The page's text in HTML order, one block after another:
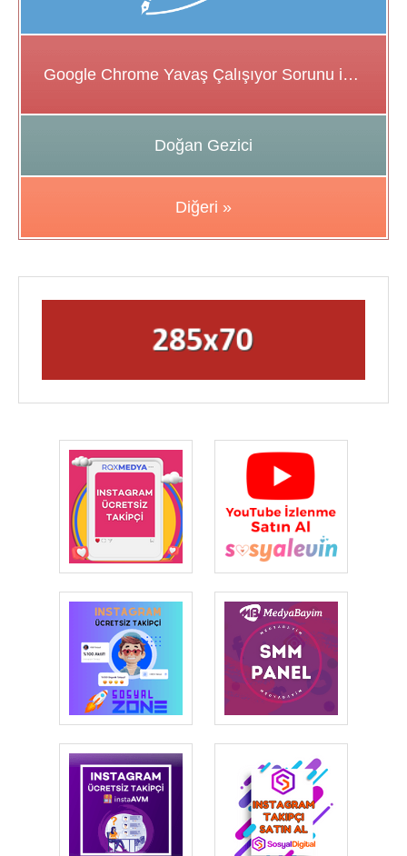
Google Chrome Yavaş Çalışıyor Sorunu için Çözüm Önerileri
Doğan Gezici
Diğeri »